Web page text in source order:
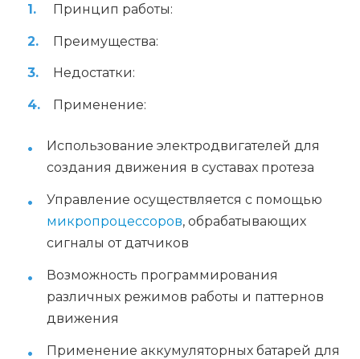
Принцип работы:
Преимущества:
Недостатки:
Применение:
Использование электродвигателей для
создания движения в суставах протеза
Управление осуществляется с помощью
микропроцессоров, обрабатывающих
сигналы от датчиков
Возможность программирования
различных режимов работы и паттернов
движения
Применение аккумуляторных батарей для